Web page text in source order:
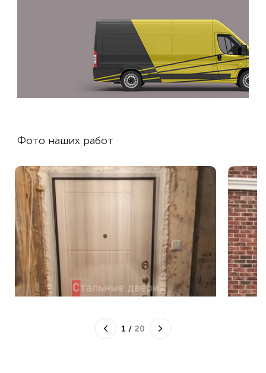
Фото наших работ
1 / 20